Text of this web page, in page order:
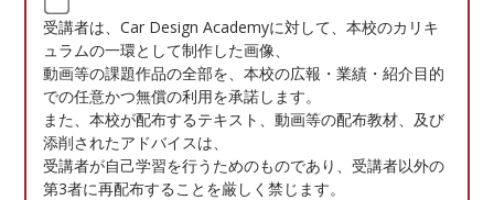
受講者は、Car Design Academyに対して、本校のカリキ
ュラムの一環として制作した画像、
動画等の課題作品の全部を、本校の広報・業績・紹介目的
での任意かつ無償の利用を承諾します。
また、本校が配布するテキスト、動画等の配布教材、及び
添削されたアドバイスは、
受講者が自己学習を行うためのものであり、受講者以外の
第3者に再配布することを厳しく禁じます。